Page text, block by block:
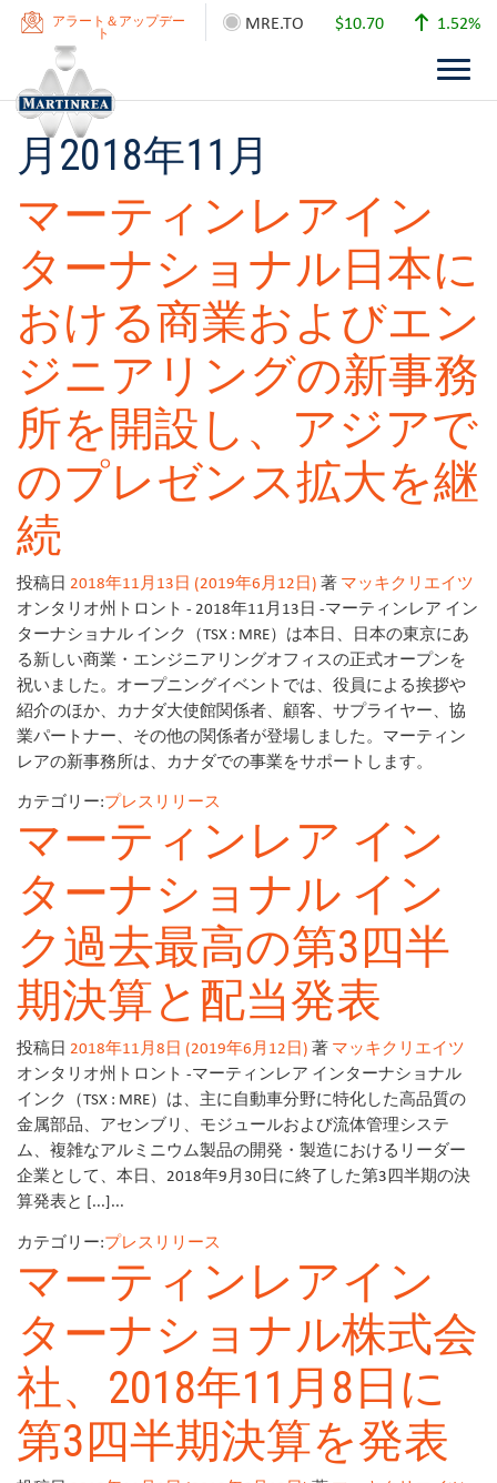
MRE.TO $10.70 1.52%
アラート＆アップデー
ト
月2018年11月
マーティンレアイン
ターナショナル日本に
おける商業およびエン
ジニアリングの新事務
所を開設し、アジアで
のプレゼンス拡大を継
続
投稿日 2018年11月13日 (2019年6月12日)著マッキクリエイツ
オンタリオ州トロント - 2018年11月13日 -マーティンレア イン
ターナショナル インク（TSX : MRE）は本日、日本の東京にあ
る新しい商業・エンジニアリングオフィスの正式オープンを
祝いました。オープニングイベントでは、役員による挨拶や
紹介のほか、カナダ大使館関係者、顧客、サプライヤー、協
業パートナー、その他の関係者が登場しました。マーティン
レアの新事務所は、カナダでの事業をサポートします。
カテゴリー:プレスリリース
マーティンレア イン
ターナショナル イン
ク過去最高の第3四半
期決算と配当発表
投稿日 2018年11月8日 (2019年6月12日)著マッキクリエイツ
オンタリオ州トロント -マーティンレア インターナショナル
インク（TSX : MRE）は、主に自動車分野に特化した高品質の
金属部品、アセンブリ、モジュールおよび流体管理システ
ム、複雑なアルミニウム製品の開発・製造におけるリーダー
企業として、本日、2018年9月30日に終了した第3四半期の決
算発表と [...]...
カテゴリー:プレスリリース
マーティンレアイン
ターナショナル株式会
社、2018年11月8日に
第3四半期決算を発表